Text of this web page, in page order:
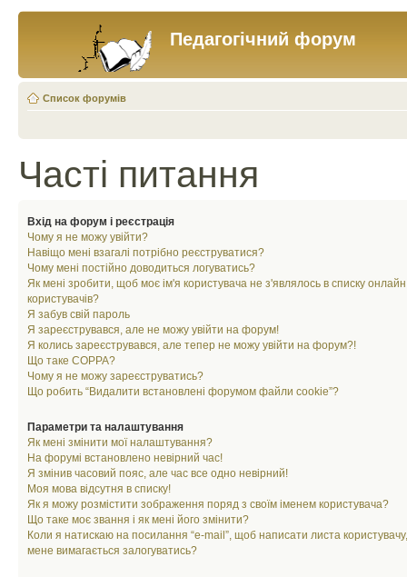
Педагогічний форум
Список форумів
Часті питання
Вхід на форум і реєстрація
Чому я не можу увійти?
Навіщо мені взагалі потрібно реєструватися?
Чому мені постійно доводиться логуватись?
Як мені зробити, щоб моє ім'я користувача не з'являлось в списку онлайн
користувачів?
Я забув свій пароль
Я зареєструвався, але не можу увійти на форум!
Я колись зареєструвався, але тепер не можу увійти на форум?!
Що таке COPPA?
Чому я не можу зареєструватись?
Що робить “Видалити встановлені форумом файли cookie”?
Параметри та налаштування
Як мені змінити мої налаштування?
На форумі встановлено невірний час!
Я змінив часовий пояс, але час все одно невірний!
Моя мова відсутня в списку!
Як я можу розмістити зображення поряд з своїм іменем користувача?
Що таке моє звання і як мені його змінити?
Коли я натискаю на посилання “e-mail”, щоб написати листа користувачу,
мене вимагається залогуватись?